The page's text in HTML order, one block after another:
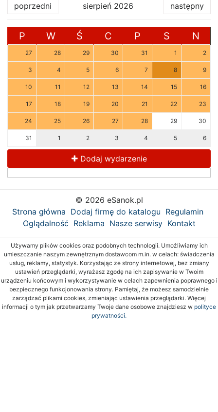
poprzedni sierpień 2026 następny
P W Ś C P S N
27 28 29 30 31 1 2
3 4 5 6 7 8 9
10 11 12 13 14 15 16
17 18 19 20 21 22 23
24 25 26 27 28 29 30
31 1 2 3 4 5 6
Dodaj wydarzenie
© 2026 eSanok.pl
Strona główna Dodaj firmę do katalogu Regulamin
Oglądalność Reklama Nasze serwisy Kontakt
Używamy plików cookies oraz podobnych technologii. Umożliwiamy ich
umieszczanie naszym zewnętrznym dostawcom m.in. w celach: świadczenia
usług, reklamy, statystyk. Korzystając ze strony internetowej, bez zmiany
ustawień przeglądarki, wyrażasz zgodę na ich zapisywanie w Twoim
urządzeniu końcowym i wykorzystywanie w celach zapewnienia poprawnego i
bezpiecznego funkcjonowania strony. Pamiętaj, że możesz samodzielnie
zarządzać plikami cookies, zmieniając ustawienia przeglądarki. Więcej
informacji o tym jak przetwarzamy Twoje dane osobowe znajdziesz w polityce
prywatności.